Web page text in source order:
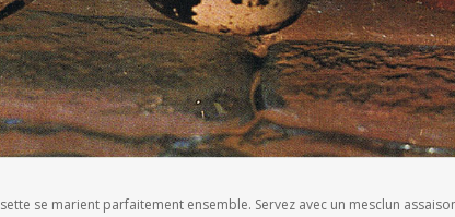
se marient parfaitement ensemble. Servez avec un mesclun